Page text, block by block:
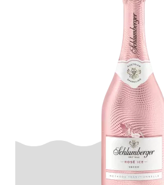
Harmonisch, weich und
von exotischen Früchten
Geschmack nach süßer
Langanhaltend, prickelnd